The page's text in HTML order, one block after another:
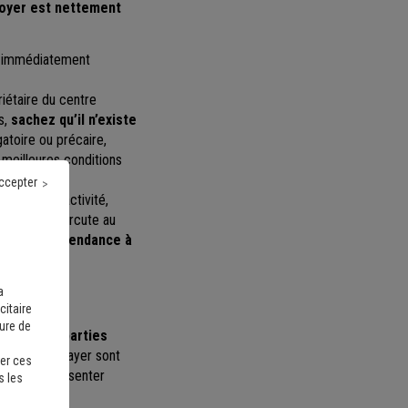
est nettement
du centre
sachez qu’il n’existe
ou précaire,
conditions
de son activité,
qui se répercute au
a tendance à
des parties
à payer sont
représenter
de
ces
les